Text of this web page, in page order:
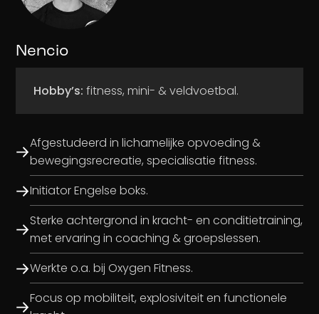
Nencio
Hobby’s: fitness, mini- & veldvoetbal.
Afgestudeerd in lichamelijke opvoeding &
bewegingsrecreatie, specialisatie fitness.
Initiator Engelse boks.
Sterke achtergrond in kracht- en conditietraining,
met ervaring in coaching & groepslessen.
Werkte o.a. bij Oxygen Fitness.
Focus op mobiliteit, explosiviteit en functionele